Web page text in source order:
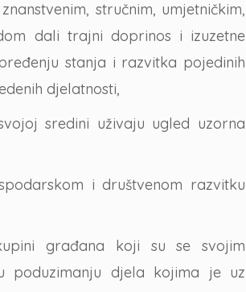
stručnim, umjetničkim,
dali trajni doprinos i izuzetne
stanja i razvitka pojedinih
djelatnosti,
sredini uživaju ugled uzorna
i društvenom razvitku
građana koji su se svojim
poduzimanju djela kojima je uz